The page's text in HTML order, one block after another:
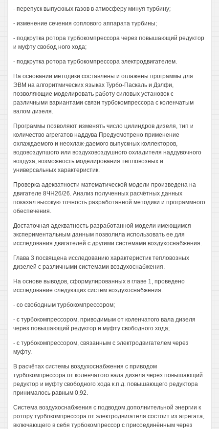
- перепуск выпускных газов в атмосферу минуя турбину;
- изменение сечения соплового аппарата турбины;
- подкрутка ротора турбокомпрессора через повышающий редуктор
и муфту свобод ного хода;
- подкрутка ротора турбокомпрессора электродвигателем.
На основании методики составлены и оглажены программы для
ЭВМ на алгоритмических языках Турбо-Паскаль и Дэлфи,
позволяющие моделировать работу силовых установок с
различными вариантами связи турбокомпрессора с коленчатым
валом дизеля.
Программы позволяют изменять число цилиндров дизеля, тип и
количество агрегатов наддува Предусмотрено применение
охлаждаемого и неохлаж-даемого выпускных коллекторов,
водовоздупшого или воздуховоздушного охладителя наддувочного
воздуха, возможность моделирования тепловозных и
универсальных характеристик.
Проверка адекватности математической модели произведена на
двигателе 8ЧН26/26. Анализ полученных расчётных данных
показал высокую точность разработанной методики и программного
обеспечения.
Достаточная адекватность разработанной модели имеющимся
экспериментальным данным позволила использовать ее для
исследования двигателей с другими системами воздухоснабжения.
Глава 3 посвящена исследованию характеристик тепловозных
дизелей с различными системами воздухоснабжения.
На основе выводов, сформулированных в главе 1, проведено
исследование следующих систем воздухоснабжения:
- со свободным турбокомпрессором;
- с турбокомпрессором, приводимым от коленчатого вала дизеля
через повышающий редуктор и муфту свободного хода;
- с турбокомпрессором, связанным с электродвигателем через
муфту.
В расчётах системы воздухоснабжения с приводом
турбокомпрессора от коленчатого вала дизеля через повышающий
редуктор и муфту свободного хода к.п.д. повышающего редуктора
принималось равным 0,92.
Система воздухоснабжения с подводом дополнительной энергии к
ротору турбокомпрессора от электродвигателя состоит из агрегата,
включающего в себя турбокомпрессор с присоединённым через